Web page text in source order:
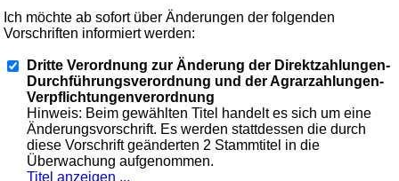
Ich möchte ab sofort über Änderungen der folgenden
Vorschriften informiert werden:
Dritte Verordnung zur Änderung der Direktzahlungen-
Durchführungsverordnung und der Agrarzahlungen-
Verpflichtungenverordnung
Hinweis: Beim gewählten Titel handelt es sich um eine
Änderungsvorschrift. Es werden stattdessen die durch
diese Vorschrift geänderten 2 Stammtitel in die
Überwachung aufgenommen.
Titel anzeigen ...